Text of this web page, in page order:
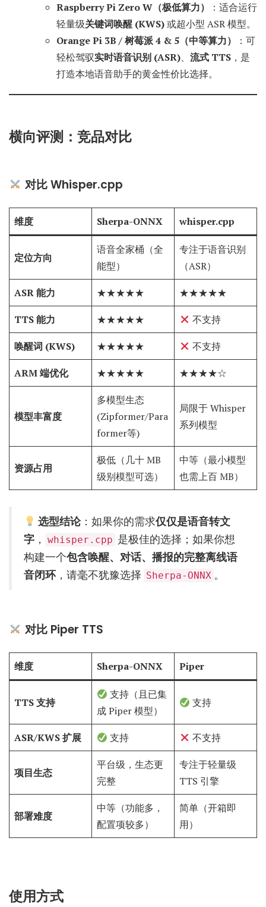
Raspberry Pi Zero W（极低算力）
：适合运行
轻量级关键词唤醒 (KWS)或超小型 ASR 模型。
Orange Pi 3B / 树莓派 4 & 5（中等算力）
：可
轻松驾驭实时语音识别 (ASR)、 流式 TTS ，是
打造本地语音助手的黄金性价比选择。
横向评测：竞品对比
对比 Whisper.cpp
维度 Sherpa-ONNX whisper.cpp
定位方向
语音全家桶（全
能型）
专注于语音识别
（ASR）
ASR 能力 ★★★★★ ★★★★★
TTS 能力 ★★★★★ 不支持
唤醒词 (KWS) ★★★★★ 不支持
ARM 端优化 ★★★★★ ★★★★☆
模型丰富度
多模型生态
(Zipformer/Para
former等)
局限于 Whisper
系列模型
资源占用
极低（几十 MB
级别模型可选）
中等（最小模型
也需上百 MB）
选型结论：如果你的需求仅仅是语音转文
字 ， whisper.cpp 是极佳的选择；如果你想
构建一个包含唤醒、对话、播报的完整离线语
音闭环，请毫不犹豫选择 Sherpa-ONNX 。
对比 Piper TTS
维度 Sherpa-ONNX Piper
TTS 支持
支持（且已集
成 Piper 模型）
支持
ASR/KWS 扩展 支持 不支持
项目生态
平台级，生态更
完整
专注于轻量级
TTS 引擎
部署难度
中等（功能多，
配置项较多）
简单（开箱即
用）
使用方式